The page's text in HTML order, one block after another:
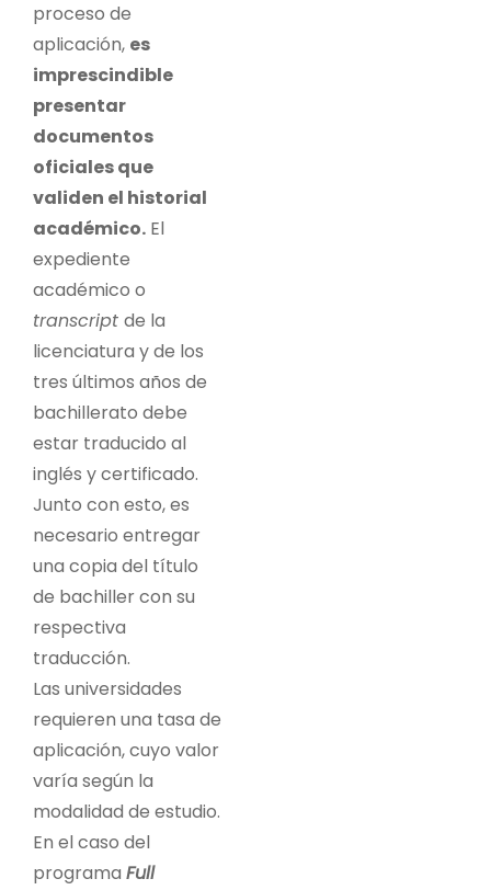
proceso de
aplicación, es
imprescindible
presentar
documentos
oficiales que
validen el historial
académico. El
expediente
académico o
transcript de la
licenciatura y de los
tres últimos años de
bachillerato debe
estar traducido al
inglés y certificado.
Junto con esto, es
necesario entregar
una copia del título
de bachiller con su
respectiva
traducción.
Las universidades
requieren una tasa de
aplicación, cuyo valor
varía según la
modalidad de estudio.
En el caso del
programa Full